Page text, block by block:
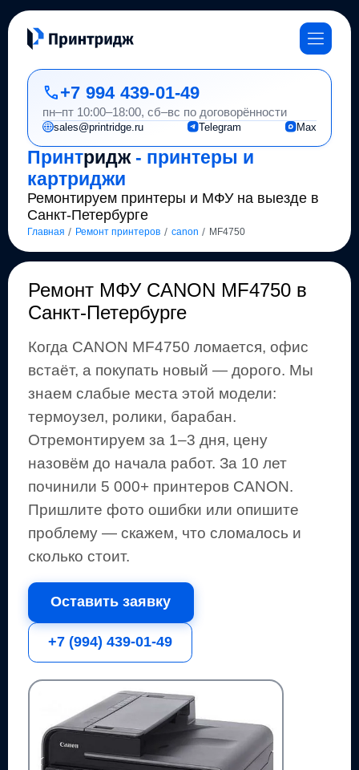
Принтридж- принтеры и
картриджи
Ремонтируем принтеры и МФУ на выезде в
Санкт-Петербурге
Главная / Ремонт принтеров / canon / MF4750
+7 994 439-01-49
пн–пт 10:00–18:00, сб–вс по договорённости
sales@printridge.ru Telegram Max
Ремонт МФУ CANON MF4750 в
Санкт-Петербурге
Когда CANON MF4750 ломается, офис
встаёт, а покупать новый — дорого. Мы
знаем слабые места этой модели:
термоузел, ролики, барабан.
Отремонтируем за 1–3 дня, цену
назовём до начала работ. За 10 лет
починили 5 000+ принтеровCANON.
Пришлите фото ошибки или опишите
проблему — скажем, что сломалось и
сколько стоит.
Оставить заявку
+7 (994) 439-01-49